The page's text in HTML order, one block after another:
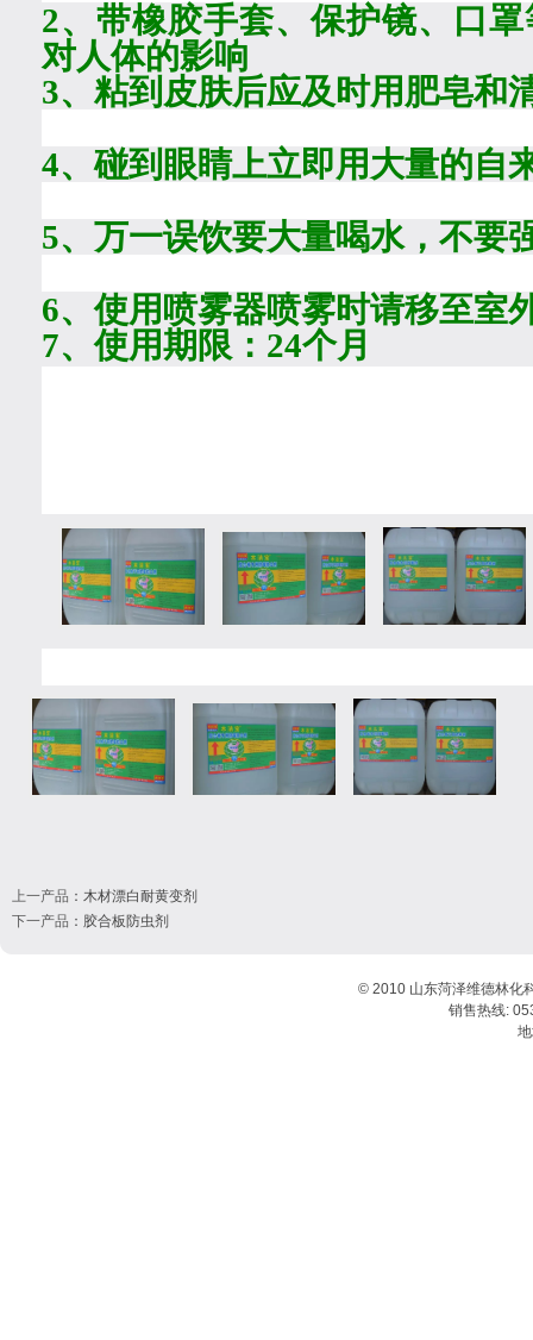
2、带橡胶手套、保护镜、口
对人体的影响
3、粘到皮肤后应及时用肥皂和
4、碰到眼睛上立即用大量的自
5、万一误饮要大量喝水，不要
6、使用喷雾器喷雾时请移至室
7、使用期限： 24个月
上一产品 ： 木材漂白耐黄变剂
下一产品 ： 胶合板防虫剂
© 2010 山东菏泽维德林
销售热线: